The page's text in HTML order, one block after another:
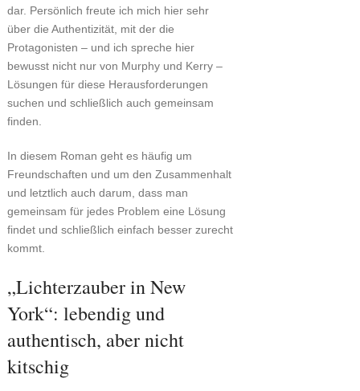
dar. Persönlich freute ich mich hier sehr
über die Authentizität, mit der die
Protagonisten – und ich spreche hier
bewusst nicht nur von Murphy und Kerry –
Lösungen für diese Herausforderungen
suchen und schließlich auch gemeinsam
finden.
In diesem Roman geht es häufig um
Freundschaften und um den Zusammenhalt
und letztlich auch darum, dass man
gemeinsam für jedes Problem eine Lösung
findet und schließlich einfach besser zurecht
kommt.
„Lichterzauber in New
York“: lebendig und
authentisch, aber nicht
kitschig